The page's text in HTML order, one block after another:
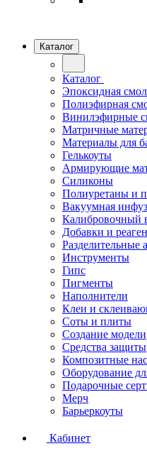
Каталог
Каталог
Эпоксидная
Полиэфирная
Винилэфирные
Матричные
Материалы для
Гелькоуты
Армирующие
Силиконы
Полиуретаны и
Вакуумная
Калибровочный
Добавки и
Разделительные
Инструменты
Гипс
Пигменты
Наполнители
Клеи и
Соты и плиты
Создание модели
Средства защиты
Композитные
Оборудование
Подарочные
Мерч
Барьеркоуты
Кабинет